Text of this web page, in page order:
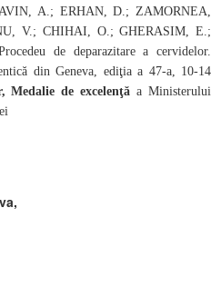
A.; ERHAN, D.; ZAMORNEA,
V.; CHIHAI, O.; GHERASIM, E.;
de deparazitare a cervidelor.
din Geneva, ediţia a 47-a, 10-14
Medalie de excelenţăa Ministerului